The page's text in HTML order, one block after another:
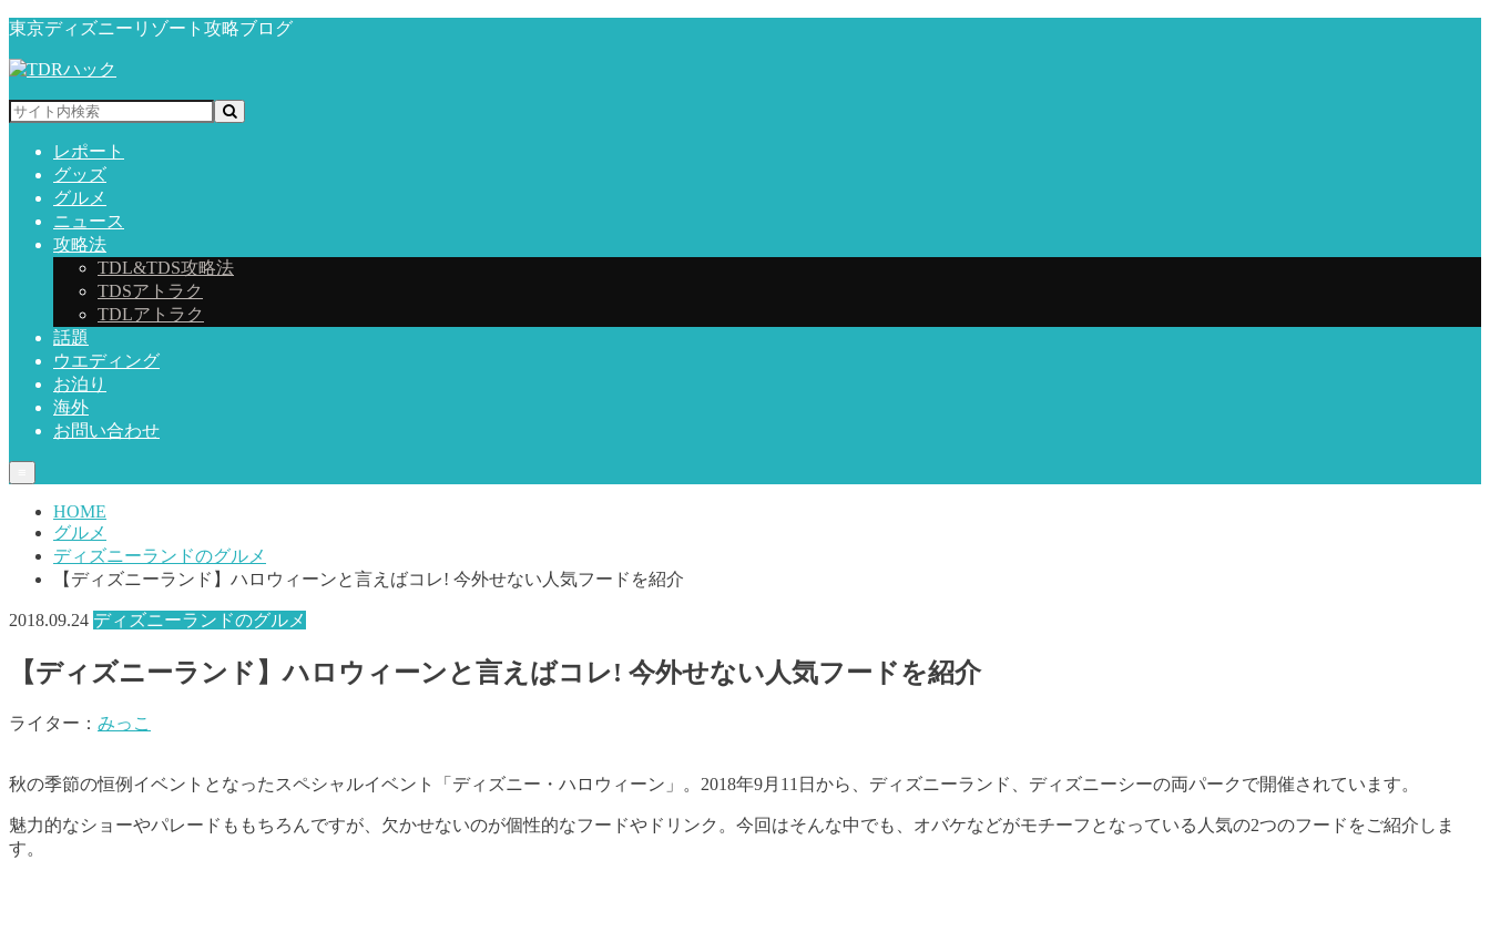
東京ディズニーリゾート攻略ブログ
レポート
グッズ
グルメ
ニュース
攻略法
TDL&TDS攻略法
TDSアトラク
TDLアトラク
話題
ウエディング
お泊り
海外
お問い合わせ
HOME
グルメ
ディズニーランドのグルメ
【ディズニーランド】ハロウィーンと言えばコレ! 今外せない人気フードを紹介
2018.09.24 ディズニーランドのグルメ
【ディズニーランド】ハロウィーンと言えばコレ! 今外せない人気フードを紹介
ライター： みっこ
秋の季節の恒例イベントとなったスペシャルイベント「ディズニー・ハロウィーン」。2018年9月11日から、ディズニーランド、ディズニーシーの両パークで開催されています。
魅力的なショーやパレードももちろんですが、欠かせないのが個性的なフードやドリンク。今回はそんな中でも、オバケなどがモチーフとなっている人気の2つのフードをご紹介しま
す。